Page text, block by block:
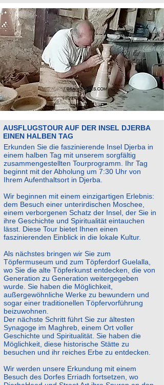
AUSFLUGSTOUR AUF DER INSEL DJERBA
EINEN HALBEN TAG
Erkunden Sie die faszinierende Insel Djerba in
einem halben Tag mit unserem sorgfältig
zusammengestellten Tourprogramm. Ihr Tag
beginnt mit der Abholung um 7:30 Uhr von
Ihrem Aufenthaltsort in Djerba.
Wir beginnen mit einem einzigartigen Erlebnis:
dem Besuch einer unterirdischen Moschee,
einem verborgenen Schatz der Insel, der Sie in
ihre Geschichte und Spiritualität eintauchen
lässt. Diese Tour bietet Ihnen einen
faszinierenden Einblick in die lokale Kultur.
Als nächstes bringen wir Sie zum
Töpfermuseum und zum Töpferdorf Guelalla,
wo Sie die alte Töpferkunst entdecken, die von
Generation zu Generation weitergegeben
wurde. Sie haben die Möglichkeit,
außergewöhnliche Werke zu bewundern und
sogar einer traditionellen Töpfervorführung
beizuwohnen.
Der nächste Schritt führt Sie zur ältesten
Synagoge im Maghreb, einem Ort voller
Geschichte und Spiritualität. Sie haben die
Möglichkeit, diese historische Stätte zu
besuchen und ihr reiches Erbe zu entdecken.
Wir werden unsere Erkundung mit einem
Besuch des Dorfes Erriadh fortsetzen, wo